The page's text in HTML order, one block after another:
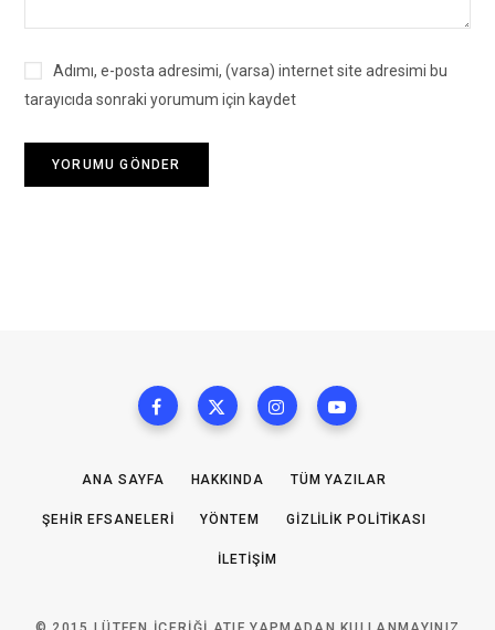
Adımı, e-posta adresimi, (varsa) internet site adresimi bu
tarayıcıda sonraki yorumum için kaydet
ANA SAYFA HAKKINDA TÜM YAZILAR
ŞEHIR EFSANELERI YÖNTEM GIZLILIK POLITIKASI
İLETIŞIM